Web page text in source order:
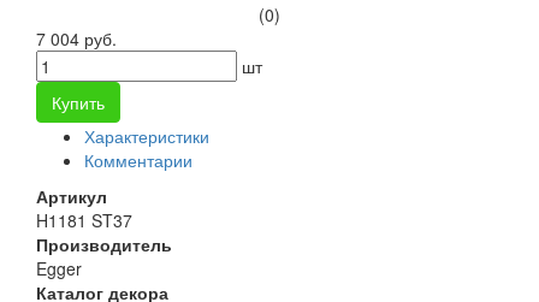
(0)
7 004 руб.
шт
Купить
Характеристики
Комментарии
Артикул
H1181 ST37
Производитель
Egger
Каталог декора